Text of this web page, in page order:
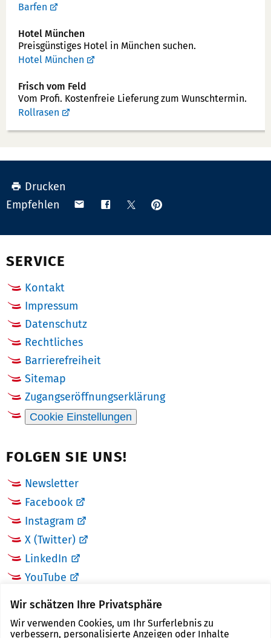
Wir schätzen Ihre Privatsphäre
Wir verwenden Cookies, um Ihr Surferlebnis zu
verbessern, personalisierte Anzeigen oder Inhalte
Barfen
Hotel München
Preisgünstiges Hotel in München suchen.
Hotel München
Frisch vom Feld
Vom Profi. Kostenfreie Lieferung zum Wunschtermin.
Rollrasen
Drucken
Empfehlen
Teilen Teilen TeilenAnpinnen
SERVICE
Kontakt
Impressum
Datenschutz
Rechtliches
Barrierefreiheit
Sitemap
Zugangseröffnungserklärung
Cookie Einstellungen
FOLGEN SIE UNS!
Newsletter
Facebook
Instagram
X (Twitter)
LinkedIn
YouTube
LINKS